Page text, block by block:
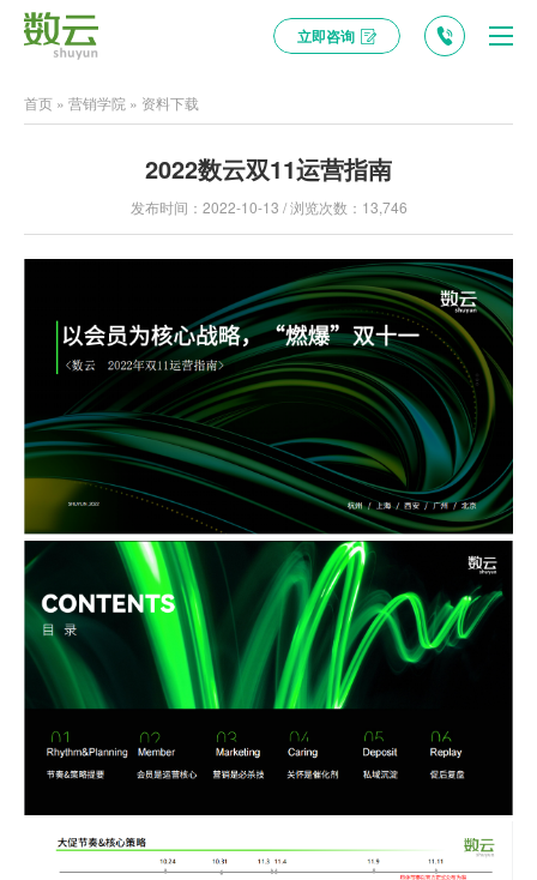
立即咨询
首页 » 营销学院 » 资料下载
2022数云双11运营指南
发布时间：2022-10-13 / 浏览次数：13,746